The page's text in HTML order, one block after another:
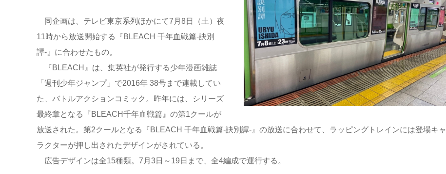
同企画は、テレビ東京系列ほかにて7月8日（土）夜
11時から放送開始する『BLEACH 千年血戦篇-訣別
譚-』に合わせたもの。
『BLEACH』は、集英社が発行する少年漫画雑誌
「週刊少年ジャンプ」で2016年 38号まで連載してい
た、バトルアクションコミック。昨年には、シリーズ
最終章となる『BLEACH千年血戦篇』の第1クールが
放送された。第2クールとなる『BLEACH 千年血戦篇-訣別譚-』の放送に合わせて、ラッピングトレインには登場キャ
ラクターが押し出されたデザインがされている。
広告デザインは全15種類。7月3日～19日まで、全4編成で運行する。